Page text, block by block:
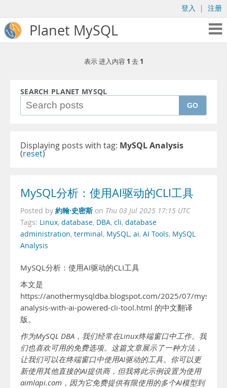
登入 | 注册
Planet MySQL
表示 进入内容 1 去 1
SEARCH PLANET MYSQL
GO
Displaying posts with tag: MySQL Analysis
(reset)
MySQL分析：使用AI驱动的CLI工具
Posted by 約翰·史密斯 on Thu 03 Jul 2025 17:15 UTC
Tags: Linux, database, DBA, cli, database
administration, terminal, MySQL, ai, AI Tools, MySQL
Analysis
MySQL分析：使用AI驱动的CLI工具
本文是
https://anothermysqldba.blogspot.com/2025/07/mysql-
analysis-with-ai-powered-cli-tool.html 的中文翻译
版。
作为MySQL DBA，我们经常在Linux终端窗口中工作。我
们也喜欢可用的免费选项。这篇文章展示了一种方法，
让我们可以在终端窗口中使用AI驱动的工具。你可以更
新使用其他直接的AI提供商，但我将此示例设置为使用
aimlapi.com，因为它免费提供有限使用的多个AI模型到